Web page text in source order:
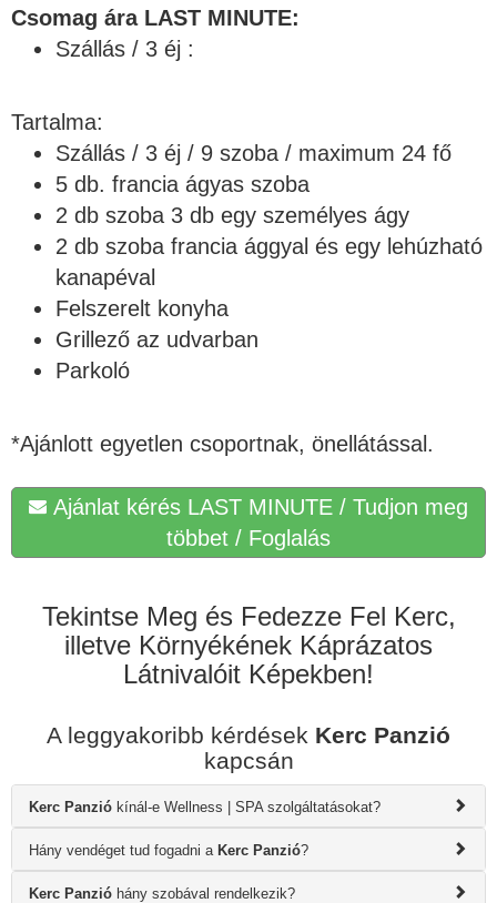
Csomag ára LAST MINUTE:
Szállás / 3 éj :
Tartalma:
Szállás / 3 éj / 9 szoba / maximum 24 fő
5 db. francia ágyas szoba
2 db szoba 3 db egy személyes ágy
2 db szoba francia ággyal és egy lehúzható
kanapéval
Felszerelt konyha
Grillező az udvarban
Parkoló
*Ajánlott egyetlen csoportnak, önellátással.
Ajánlat kérés LAST MINUTE / Tudjon meg
többet / Foglalás
Tekintse Meg és Fedezze Fel Kerc,
illetve Környékének Káprázatos
Látnivalóit Képekben!
A leggyakoribb kérdések Kerc Panzió
kapcsán
Kerc Panzió kínál-e Wellness | SPA szolgáltatásokat?
Hány vendéget tud fogadni a Kerc Panzió?
Kerc Panzió hány szobával rendelkezik?